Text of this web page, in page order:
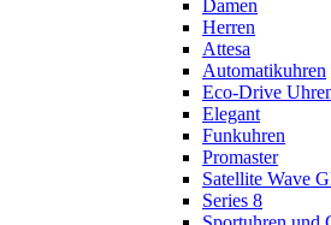
Damen
Herren
Attesa
Automatikuhren
Eco-Drive
Elegant
Funkuhren
Promaster
Satellite Wave
Series 8